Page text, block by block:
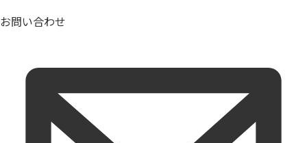
お問い合わせ